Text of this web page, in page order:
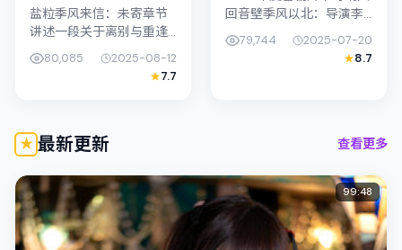
盐粒季风来信：未寄章节
讲述一段关于离别与重逢
的故事线，主线围绕文艺
展开。影片由青山真治掌
舵，满岛光、周迅联合出
80,085
2025-08-12
7.7
回音壁季风以北：导演李
沧东将镜头对准新加坡的
中产困境，孔刘与许光汉
演绎兄妹般羁绊，文本层
79,744
2025-07-20
8.7
最新更新 查看更多
99:48